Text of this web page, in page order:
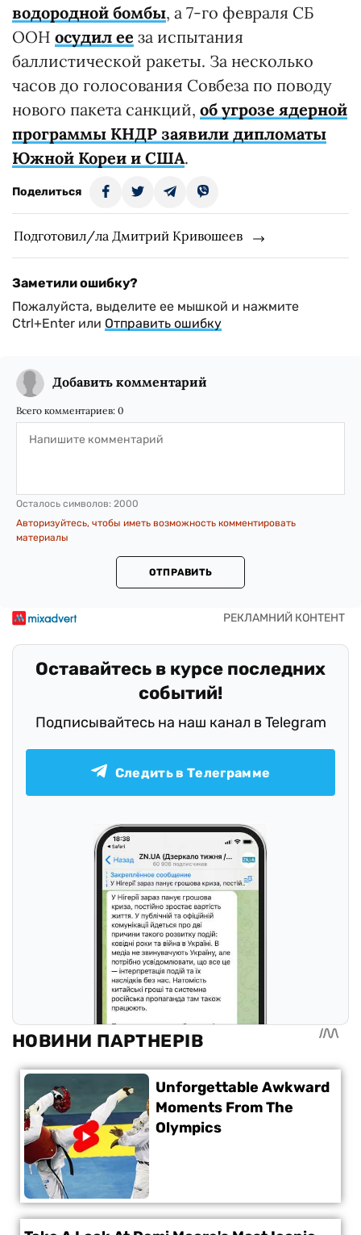
водородной бомбы, а 7-го февраля СБ
ООН осудил ее за испытания
баллистической ракеты. За несколько
часов до голосования Совбеза по поводу
нового пакета санкций, об угрозе ядерной
программы КНДР заявили дипломаты
Южной Кореи и США.
Поделиться
Подготовил/ла Дмитрий Кривошеев
Заметили ошибку?
Пожалуйста, выделите ее мышкой и нажмите
Ctrl+Enter или Отправить ошибку
Добавить комментарий
Всего комментариев: 0
Осталось символов: 2000
Авторизуйтесь, чтобы иметь возможность комментировать
материалы
ОТПРАВИТЬ
Оставайтесь в курсе последних
событий!
Подписывайтесь на наш канал в Telegram
Следить в Телеграмме